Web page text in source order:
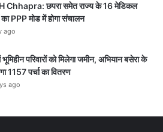
Chhapra: छपरा समेत राज्य के 16 मेडिकल
PPP मोड में होगा संचालन
ago
परिवारों को मिलेगा जमीन, अभियान बसेरा के
1157 पर्चा का वितरण
ago